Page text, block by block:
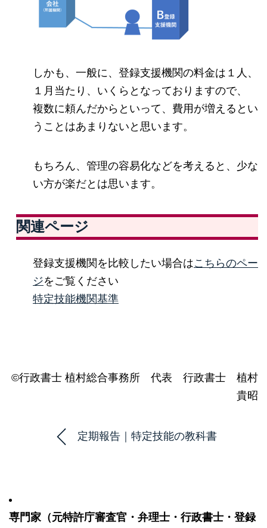
しかも、一般に、登録支援機関の料金は１人、
１月当たり、いくらとなっておりますので、
複数に頼んだからといって、費用が増えるとい
うことはあまりないと思います。
もちろん、管理の容易化などを考えると、少な
い方が楽だとは思います。
関連ページ
登録支援機関を比較したい場合はこちらのペー
ジをご覧ください
特定技能機関基準
©行政書士 植村総合事務所 代表 行政書士 植村
貴昭
定期報告｜特定技能の教科書
専門家（元特許庁審査官・弁理士・行政書士・登録